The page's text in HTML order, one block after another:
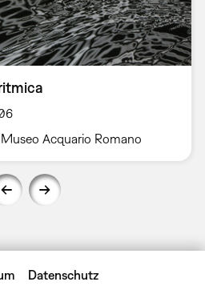
Acquario Romano
Datenschutz